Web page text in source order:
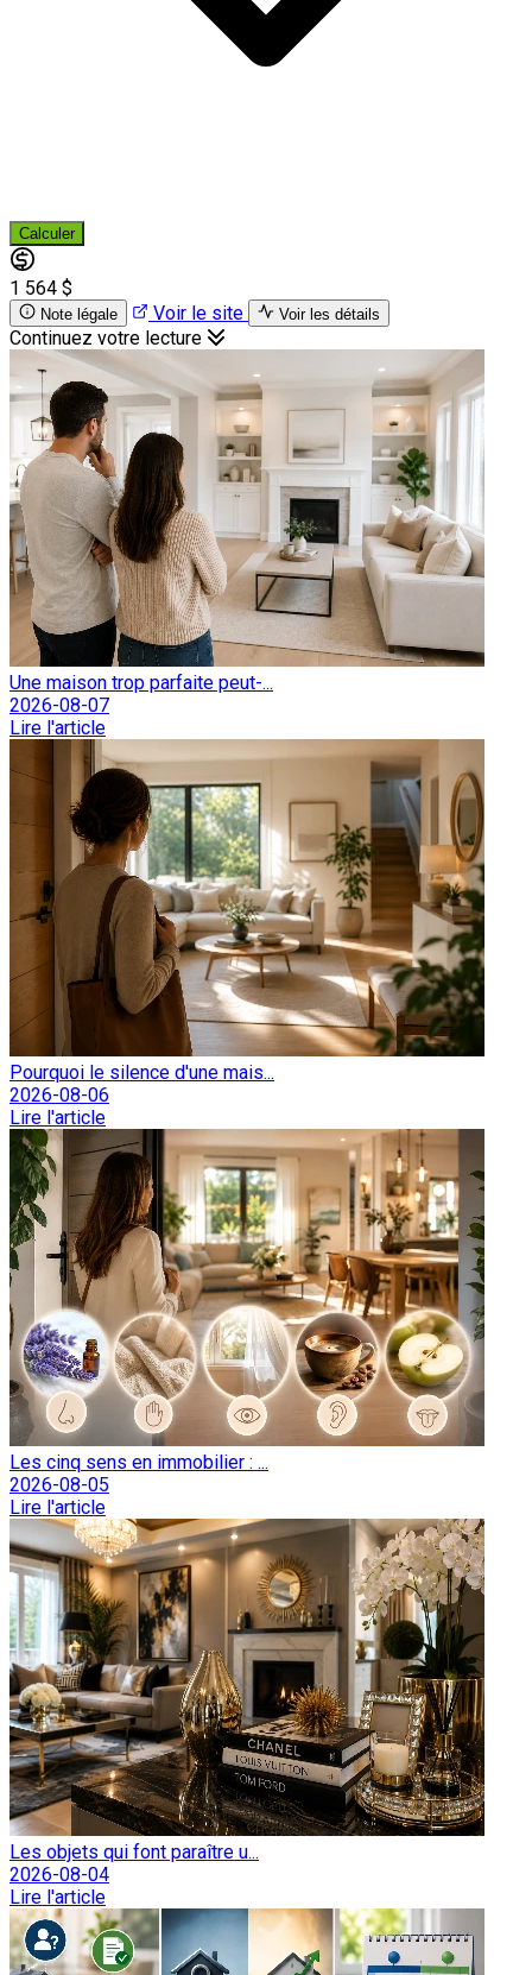
Calculer
1 564 $
Note légale Voir le site Voir les détails
Continuez votre lecture
Une maison trop parfaite peut-...
2026-08-07
Lire l'article
Pourquoi le silence d'une mais...
2026-08-06
Lire l'article
Les cinq sens en immobilier : ...
2026-08-05
Lire l'article
Les objets qui font paraître u...
2026-08-04
Lire l'article